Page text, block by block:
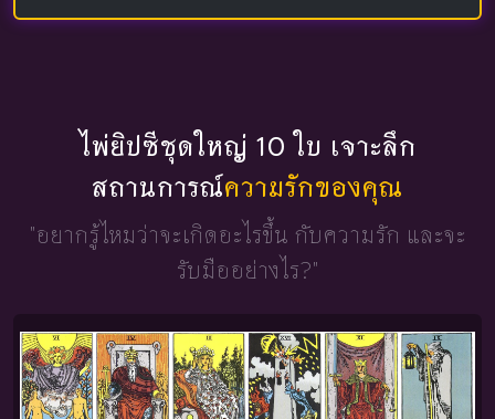
ไพ่ยิปซีชุดใหญ่ 10 ใบ เจาะลึก
สถานการณ์ความรักของคุณ
"อยากรู้ไหมว่าจะเกิดอะไรขึ้น กับความรัก และจะ
รับมืออย่างไร?"